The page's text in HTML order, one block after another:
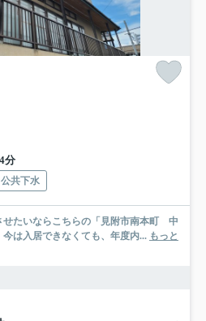
分
公共下水
せたいならこちらの「見附市南本町 中
は入居できなくても、年度内... もっと